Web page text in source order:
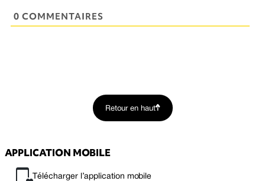
0 COMMENTAIRES
Retour en haut
APPLICATION MOBILE
Télécharger l’application mobile